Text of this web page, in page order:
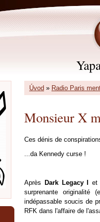
Úvod » Radio Paris
Monsieur X
Ces dénis de
...da Kennedy curse !
Après
Dark Legacy I et
surprenante
indépassable soucis de
RFK dans l'affaire de